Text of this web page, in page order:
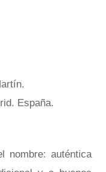
España.
nombre: auténtica